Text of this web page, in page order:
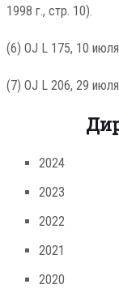
1998 г., стр. 10).
(6) OJ L 175, 10
(7) OJ L 206, 29
2024
2023
2022
2021
2020